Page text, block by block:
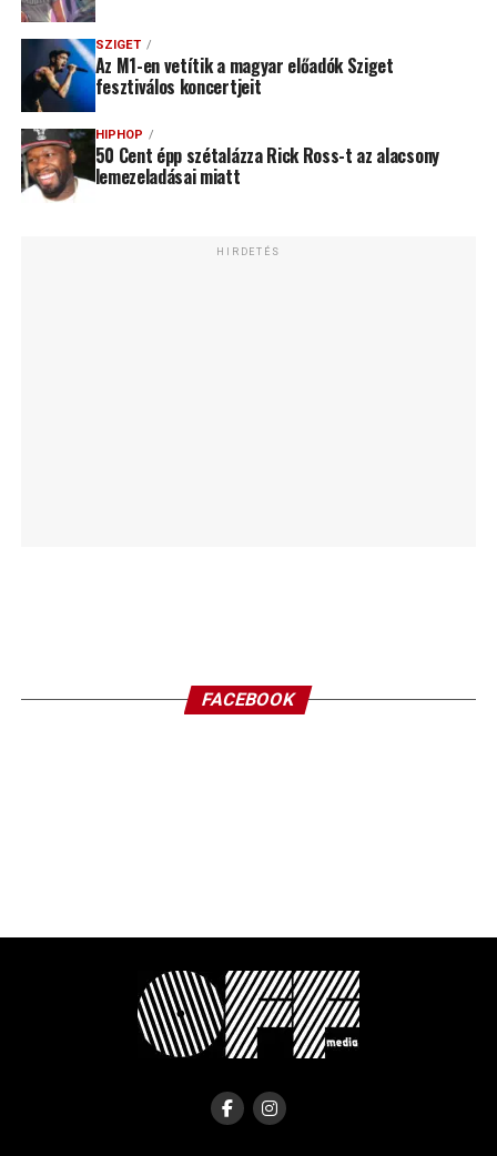
SZIGET
Az M1-en vetítik a magyar előadók Sziget
fesztiválos koncertjeit
HIPHOP
50 Cent épp szétalázza Rick Ross-t az alacsony
lemezeladásai miatt
HIRDETÉS
FACEBOOK